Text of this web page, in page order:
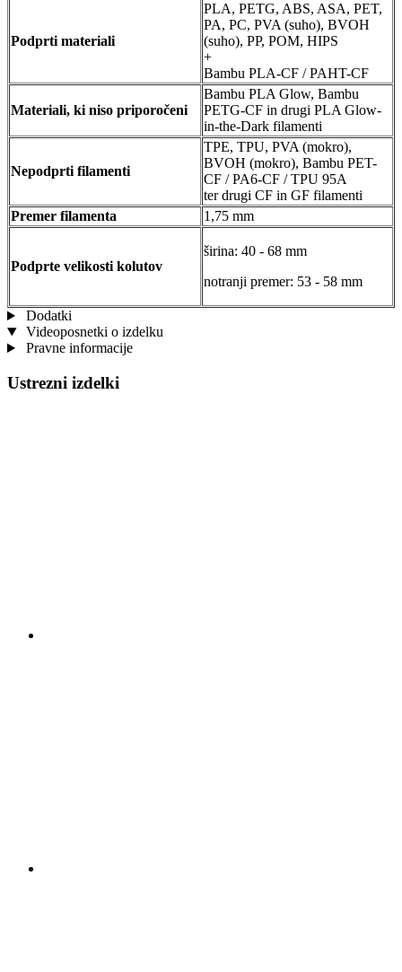
Podprti materiali
PLA, PETG, ABS, ASA, PET,
PA, PC, PVA (suho), BVOH
(suho), PP, POM, HIPS
+
Bambu PLA-CF / PAHT-CF
Materiali, ki niso priporočeni
Bambu PLA Glow, Bambu
PETG-CF in drugi PLA Glow-
in-the-Dark filamenti
Nepodprti filamenti
TPE, TPU, PVA (mokro),
BVOH (mokro), Bambu PET-
CF / PA6-CF / TPU 95A
ter drugi CF in GF filamenti
Premer filamenta
1,75 mm
Podprte velikosti kolutov
širina: 40 - 68 mm
notranji premer: 53 - 58 mm
Dodatki
Videoposnetki o izdelku
Pravne informacije
Ustrezni izdelki